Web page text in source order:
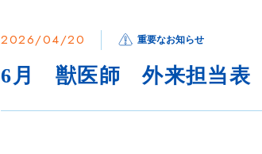
2026/04/20 重要なお知らせ
6月 獣医師 外来担当表